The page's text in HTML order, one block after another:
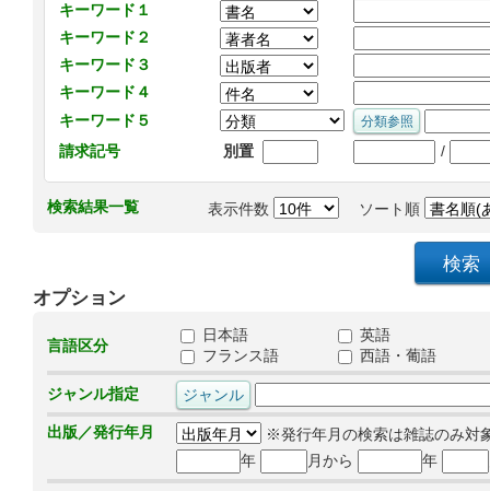
キーワード１
キーワード２
キーワード３
キーワード４
キーワード５
請求記号
別置 /
検索結果一覧 表示件数 ソート順
オプション
言語区分
日本語
英語
フランス語
西語・葡語
ジャンル指定
出版／発行年月
※発行年月の検索は雑誌のみ対
年
月から 年